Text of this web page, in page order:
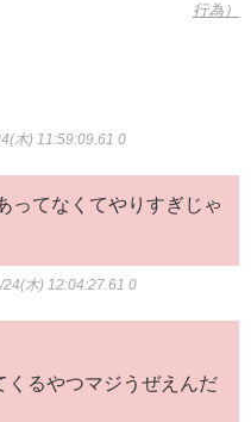
行為）
木) 11:59:09.61 0
ってなくてやりすぎじゃ
24(木) 12:04:27.61 0
くるやつマジうぜえんだ